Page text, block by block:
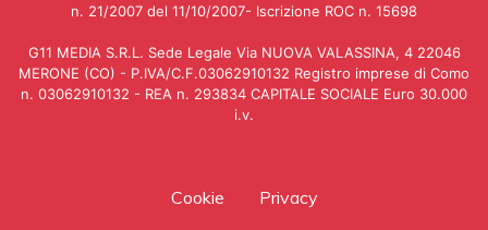
n. 21/2007 del 11/10/2007- Iscrizione ROC n. 15698
G11 MEDIA S.R.L. Sede Legale Via NUOVA VALASSINA, 4 22046
MERONE (CO) - P.IVA/C.F.03062910132 Registro imprese di Como
n. 03062910132 - REA n. 293834 CAPITALE SOCIALE Euro 30.000
i.v.
Cookie Privacy